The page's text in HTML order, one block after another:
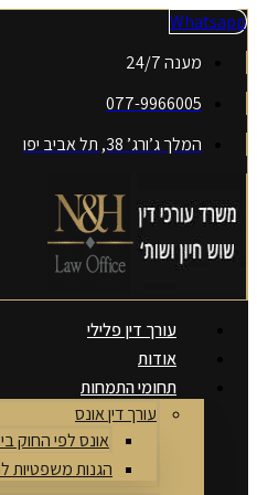
דלג
Whatsapp
מענה 24/7
077-9966005
המלך ג’ורג’ 38, תל אביב יפו
עורך דין פלילי
אודות
תחומי התמחות
עורך דין אונס
אונס לפי החוק
הגנות משפטיות